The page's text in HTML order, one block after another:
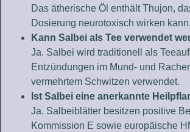
Das ätherische Öl enthält Thujon,
Dosierung neurotoxisch wirken kann.
Kann Salbei als Tee verwendet
Ja. Salbei wird traditionell als
Entzündungen im Mund- und
vermehrtem Schwitzen verwendet.
Ist Salbei eine anerkannte
Ja. Salbeiblätter besitzen positive
Kommission E sowie europäische